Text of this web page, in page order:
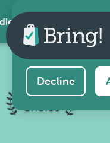
AppThis website uses
best experience
Decline